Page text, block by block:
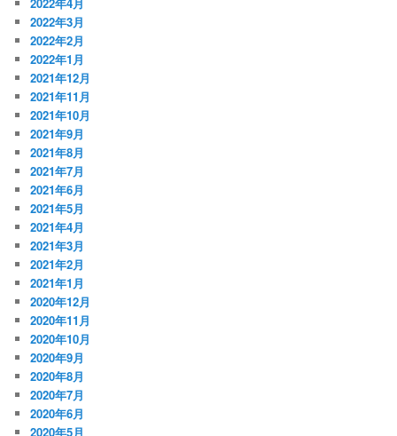
2022年3月
2022年2月
2022年1月
2021年12月
2021年11月
2021年10月
2021年9月
2021年8月
2021年7月
2021年6月
2021年5月
2021年4月
2021年3月
2021年2月
2021年1月
2020年12月
2020年11月
2020年10月
2020年9月
2020年8月
2020年7月
2020年6月
2020年5月